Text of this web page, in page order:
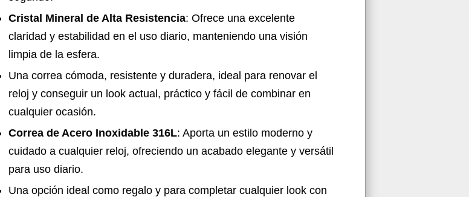
Cristal Mineral de Alta Resistencia: Ofrece una excelente
claridad y estabilidad en el uso diario, manteniendo una visión
limpia de la esfera.
Una correa cómoda, resistente y duradera, ideal para renovar el
reloj y conseguir un look actual, práctico y fácil de combinar en
cualquier ocasión.
Correa de Acero Inoxidable 316L: Aporta un estilo moderno y
cuidado a cualquier reloj, ofreciendo un acabado elegante y versátil
para uso diario.
Una opción ideal como regalo y para completar cualquier look con